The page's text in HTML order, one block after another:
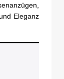
Eleganz